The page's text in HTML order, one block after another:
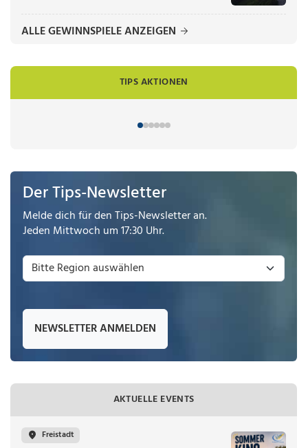
ALLE GEWINNSPIELE ANZEIGEN
TIPS AKTIONEN
Der Tips-Newsletter
Melde dich für den Tips-Newsletter an.
Jeden Mittwoch um 17:30 Uhr.
NEWSLETTER ANMELDEN
AKTUELLE EVENTS
Freistadt